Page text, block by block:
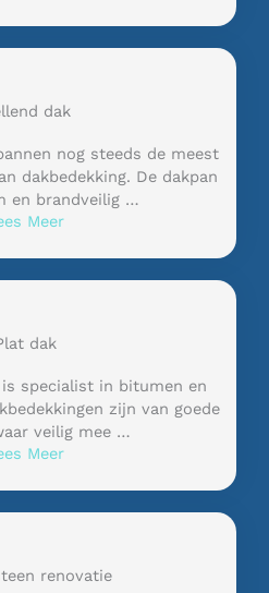
dak
nog steeds de meest
dakbedekking. De dakpan
en brandveilig …
Meer
dak
specialist in bitumen en
zijn van goede
veilig mee …
Meer
renovatie